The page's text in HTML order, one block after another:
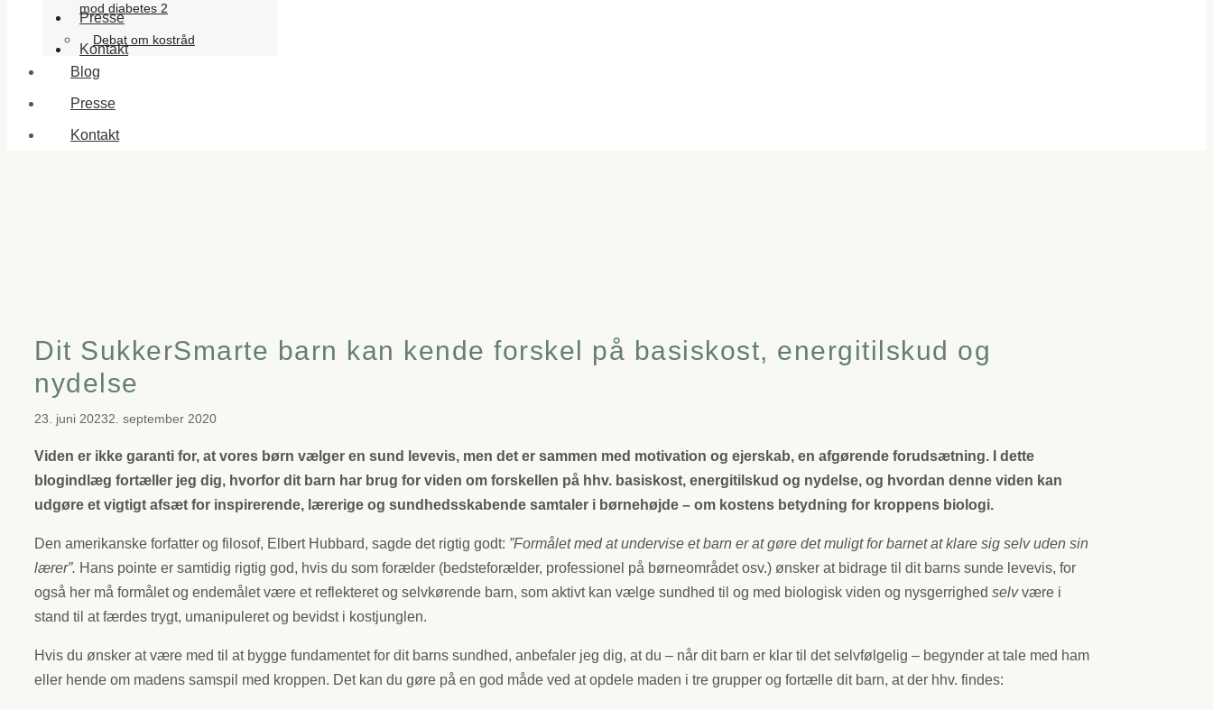
Presse
Kontakt
mod diabetes 2
Debat om kostråd
Blog
Presse
Kontakt
Dit SukkerSmarte barn kan kende forskel på basiskost, energitilskud og
nydelse
23. juni 20232. september 2020
Viden er ikke garanti for, at vores børn vælger en sund levevis, men det er sammen med motivation og ejerskab, en afgørende forudsætning. I dette
blogindlæg fortæller jeg dig, hvorfor dit barn har brug for viden om forskellen på hhv. basiskost, energitilskud og nydelse, og hvordan denne viden kan
udgøre et vigtigt afsæt for inspirerende, lærerige og sundhedsskabende samtaler i børnehøjde – om kostens betydning for kroppens biologi.
Den amerikanske forfatter og filosof, Elbert Hubbard, sagde det rigtig godt: ”Formålet med at undervise et barn er at gøre det muligt for barnet at klare sig selv uden sin
lærer”. Hans pointe er samtidig rigtig god, hvis du som forælder (bedsteforælder, professionel på børneområdet osv.) ønsker at bidrage til dit barns sunde levevis, for
også her må formålet og endemålet være et reflekteret og selvkørende barn, som aktivt kan vælge sundhed til og med biologisk viden og nysgerrighed selvvære i
stand til at færdes trygt, umanipuleret og bevidst i kostjunglen.
Hvis du ønsker at være med til at bygge fundamentet for dit barns sundhed, anbefaler jeg dig, at du – når dit barn er klar til det selvfølgelig – begynder at tale med ham
eller hende om madens samspil med kroppen. Det kan du gøre på en god måde ved at opdele maden i tre grupper og fortælle dit barn, at der hhv. findes: